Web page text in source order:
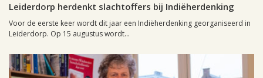
Leiderdorp herdenkt slachtoffers bij Indiëherdenking
Voor de eerste keer wordt dit jaar een Indiëherdenking georganiseerd in
Leiderdorp. Op 15 augustus wordt...